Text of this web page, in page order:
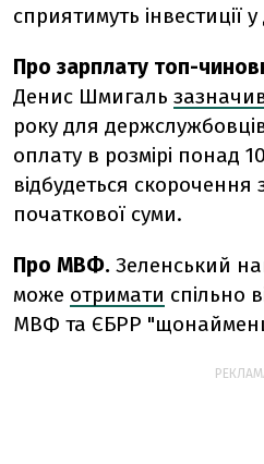
сприятимуть інвестиції
Про зарплату топ-
Денис Шмигаль
року для
оплату в розмірі понад
відбудеться
початкової суми.
Про МВФ. Зеленський
може отримати спільно
МВФ та ЄБРР